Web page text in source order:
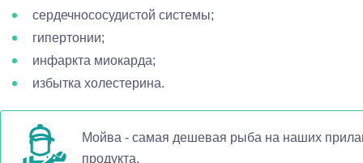
сердечнососудистой системы;
гипертонии;
инфаркта миокарда;
избытка холестерина.
Мойва - самая дешевая рыба на наших
продукта.